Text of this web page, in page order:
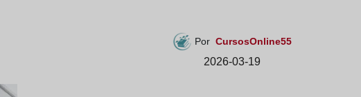
Por CursosOnline55
2026-03-19